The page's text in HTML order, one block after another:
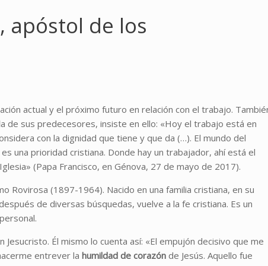
apóstol de los
actual y el próximo futuro en relación con el trabajo.
de sus predecesores, insiste en ello: «Hoy el trabajo está en
con la dignidad que tiene y que da (…). El mundo del
una prioridad cristiana. Donde hay un trabajador, ahí está el
(Papa Francisco, en Génova, 27 de mayo de 2017).
Rovirosa (1897-1964). Nacido en una familia cristiana, en su
de diversas búsquedas, vuelve a la fe cristiana. Es un
Él mismo lo cuenta así: «El empujón decisivo que me
entrever la humildad de corazón de Jesús. Aquello fue